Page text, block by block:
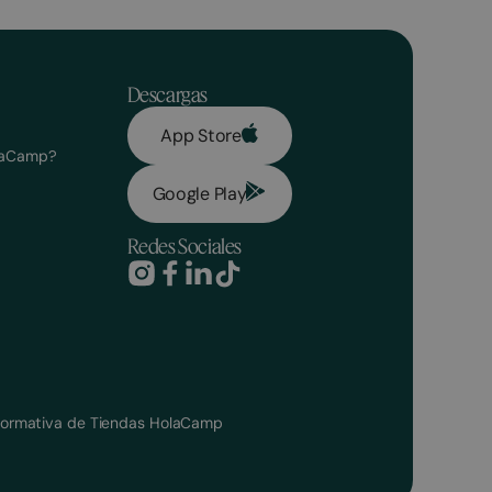
Descargas
App Store
Google Play
Redes Sociales
de Tiendas HolaCamp